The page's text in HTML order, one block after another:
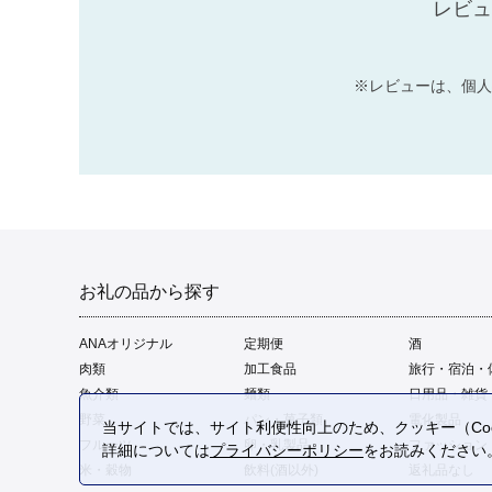
レビ
※レビューは、個
お礼の品から探す
ANAオリジナル 定期便
酒
肉類
加工食品
旅行・宿泊・
魚介類
麺類
日用品・雑貨
野菜
パン・菓子類
電化製品
フルーツ
卵・乳製品
ファッション
米・穀物
当サイトでは、サイト利便性向上のため、クッキー（
詳細についてはプライバシーポリシーをお読みください。